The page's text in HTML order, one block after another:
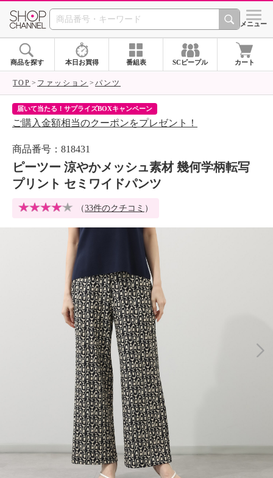
SHOP CHANNEL シメニュー
商品を探す 本日お買得 番組表 SCピープル カート
TOP ファッション パンツ
届いて当たる！サプライズBOXキャンペーン
ご購入金額相当のクーポンをプレゼント！
商品番号：818431
ピーツー 涼やかメッシュ素材 幾何学柄転写
プリント セミワイドパンツ
（33件のクチコミ ）